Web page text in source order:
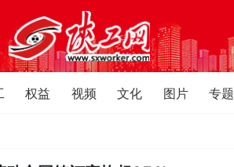
权益 视频 文化 图片 专题